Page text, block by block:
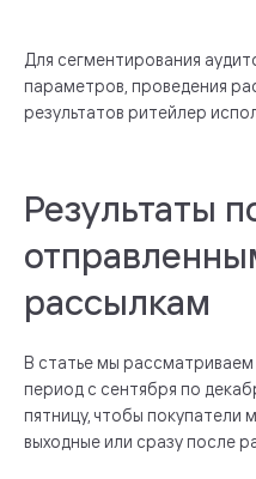
Для сегментирования
параметров, проведения
результатов ритейлер
Результаты
рассылкам
В статье мы
период с сентября по
пятницу, чтобы покупатели
выходные или сразу после